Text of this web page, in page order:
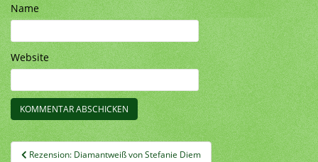
Name
Website
Beitragsnavigation
Rezension: Diamantweiß von Stefanie Diem